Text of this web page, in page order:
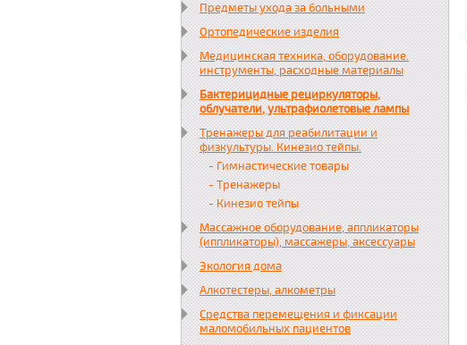
Предметы ухода за больными
Ортопедические изделия
Медицинская техника, оборудование.
инструменты, расходные материалы
Бактерицидные рециркуляторы,
облучатели, ультрафиолетовые лампы
Тренажеры для реабилитации и
физкультуры. Кинезио тейпы.
- Гимнастические товары
- Тренажеры
- Кинезио тейпы
Массажное оборудование, аппликаторы
(иппликаторы), массажеры, аксессуары
Экология дома
Алкотестеры, алкометры
Средства перемещения и фиксации
маломобильных пациентов